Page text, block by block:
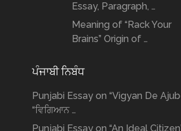
Essay, Paragraph, …
Meaning of “Rack Your
Brains” Origin of …
ਪੰਜਾਬੀ ਨਿਬੰਧ
Punjabi Essay on “Vigyan De
“ਵਿਗਿਆਨ …
Punjabi Essay on “An Ideal